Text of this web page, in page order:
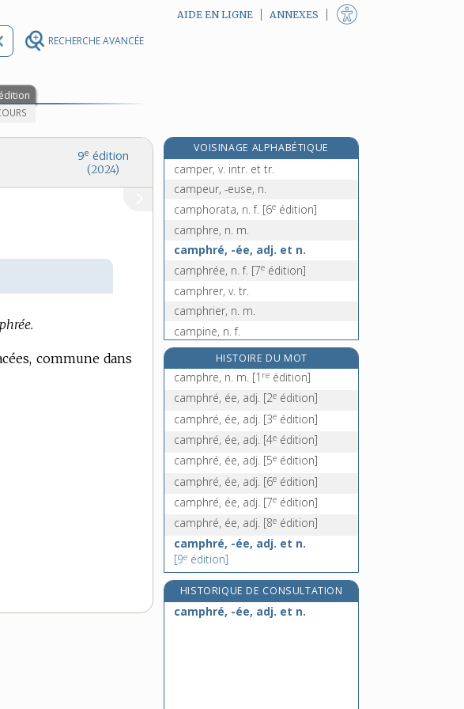
RECHERCHE AVANCÉE
AIDE EN LIGNE ANNEXES
édition
9e édition
(2024)
commune dans
VOISINAGE ALPHABÉTIQUE
campement, n. m.
camper, v. intr. et tr.
campeur, -euse, n.
camphorata, n. f. [6e édition]
camphre, n. m.
camphré, -ée, adj. et n.
camphrée, n. f. [7e édition]
camphrer, v. tr.
camphrier, n. m.
campine, n. f.
camping, n. m.
campo, n. m.
campos, n. m.
campus, n. m.
HISTOIRE DU MOT
camphre, n. m. [1 re édition]
camphré, ée, adj. [2e édition]
camphré, ée, adj. [3e édition]
camphré, ée, adj. [4e édition]
camphré, ée, adj. [5e édition]
camphré, ée, adj. [6e édition]
camphré, ée, adj. [7e édition]
camphré, ée, adj. [8e édition]
camphré, -ée, adj. et n.
[9e édition]
HISTORIQUE DE CONSULTATION
camphré, -ée, adj. et n.